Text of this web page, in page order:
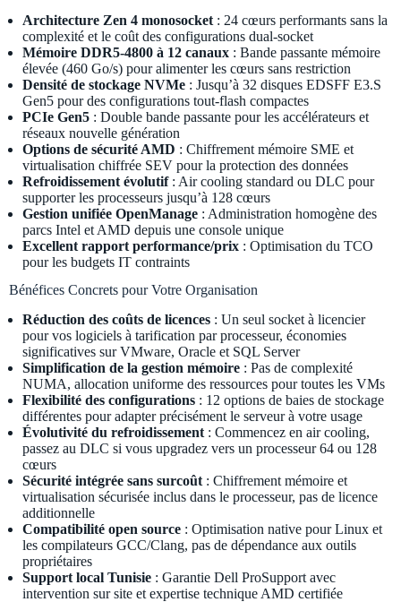
Architecture Zen 4 monosocket : 24 cœurs performants sans la
complexité et le coût des configurations dual-socket
Mémoire DDR5-4800 à 12 canaux : Bande passante mémoire
élevée (460 Go/s) pour alimenter les cœurs sans restriction
Densité de stockage NVMe : Jusqu’à 32 disques EDSFF E3.S
Gen5 pour des configurations tout-flash compactes
PCIe Gen5 : Double bande passante pour les accélérateurs et
réseaux nouvelle génération
Options de sécurité AMD : Chiffrement mémoire SME et
virtualisation chiffrée SEV pour la protection des données
Refroidissement évolutif: Air cooling standard ou DLC pour
supporter les processeurs jusqu’à 128 cœurs
Gestion unifiée OpenManage : Administration homogène des
parcs Intel et AMD depuis une console unique
Excellent rapport performance/prix : Optimisation du TCO
pour les budgets IT contraints
Bénéfices Concrets pour Votre Organisation
Réduction des coûts de licences : Un seul socket à licencier
pour vos logiciels à tarification par processeur, économies
significatives sur VMware, Oracle et SQL Server
Simplification de la gestion mémoire : Pas de complexité
NUMA, allocation uniforme des ressources pour toutes les VMs
Flexibilité des configurations : 12 options de baies de stockage
différentes pour adapter précisément le serveur à votre usage
Évolutivité du refroidissement : Commencez en air cooling,
passez au DLC si vous upgradez vers un processeur 64 ou 128
cœurs
Sécurité intégrée sans surcoût : Chiffrement mémoire et
virtualisation sécurisée inclus dans le processeur, pas de licence
additionnelle
Compatibilité open source : Optimisation native pour Linux et
les compilateurs GCC/Clang, pas de dépendance aux outils
propriétaires
Support local Tunisie : Garantie Dell ProSupport avec
intervention sur site et expertise technique AMD certifiée